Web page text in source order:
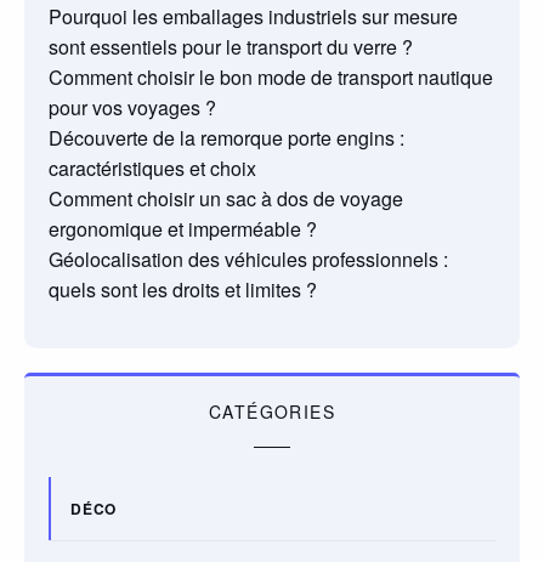
Pourquoi les emballages industriels sur mesure
sont essentiels pour le transport du verre ?
Comment choisir le bon mode de transport nautique
pour vos voyages ?
Découverte de la remorque porte engins :
caractéristiques et choix
Comment choisir un sac à dos de voyage
ergonomique et imperméable ?
Géolocalisation des véhicules professionnels :
quels sont les droits et limites ?
CATÉGORIES
DÉCO